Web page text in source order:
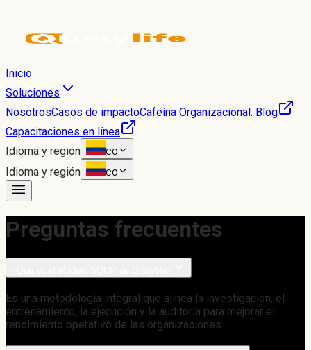
Inicio
Soluciones
NosotrosCasos de impactoCafeína Organizacional: Blog
Capacitaciones en línea
Idioma y región
CO
Idioma y región CO
Preguntas frecuentes
Es una metodología integral que alinea la investigación, el
entrenamiento, la ejecución y la auditoría para mejorar el
rendimiento operativo de las organizaciones.